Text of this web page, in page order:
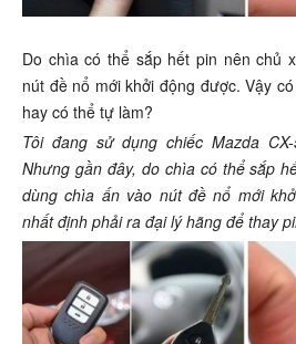
Do chìa có thể sắp hết pin nên chủ
nút đề nổ mới khởi động được. Vậy
hay có thể tự làm?
Tôi đang sử dụng chiếc Mazda
Nhưng gần đây, do chìa có thể sắp
dùng chìa ấn vào nút đề nổ mới
nhất định phải ra đại lý hãng để thay